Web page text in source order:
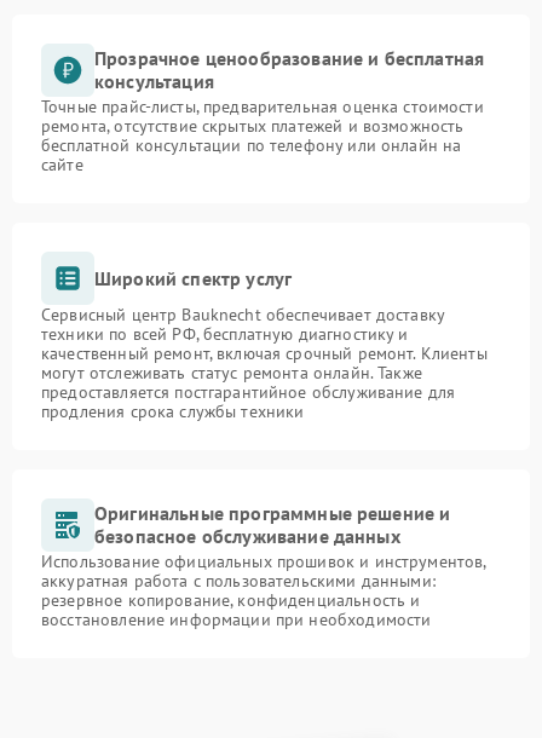
Прозрачное ценообразование и бесплатная
консультация
Точные прайс-листы, предварительная оценка стоимости
ремонта, отсутствие скрытых платежей и возможность
бесплатной консультации по телефону или онлайн на
сайте
Широкий спектр услуг
Сервисный центр Bauknecht обеспечивает доставку
техники по всей РФ, бесплатную диагностику и
качественный ремонт, включая срочный ремонт. Клиенты
могут отслеживать статус ремонта онлайн. Также
предоставляется постгарантийное обслуживание для
продления срока службы техники
Оригинальные программные решение и
безопасное обслуживание данных
Использование официальных прошивок и инструментов,
аккуратная работа с пользовательскими данными:
резервное копирование, конфиденциальность и
восстановление информации при необходимости